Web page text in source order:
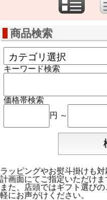
商品検索
キーワード検索
価格帯検索
円 ～
ラッピングやお熨斗掛けも
計画面にてご指定いただけま
また、店頭ではギフト選び
軽にお声がけください。